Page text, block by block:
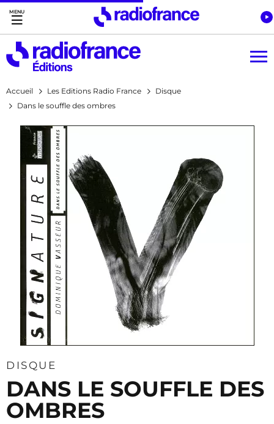
Accès direct :
Menu principal
Contenu
Accueil Les Editions Radio France
Disque
Dans le souffle des ombres
DISQUE
DANS LE SOUFFLE DES
OMBRES